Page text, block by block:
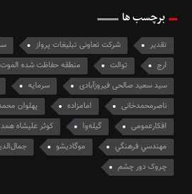
برچسب ها
تقدیر شرکت تعاونی تبلیغات پرواز
ارج
توالت
منطقه حفاظت شده الموت
سید سعید صالحی فیروزآبادی
سرمایه
ناصرمحمدخانی
امامزاده
پهلوان
افکارعمومی
گیله‌وا کوثر علیشاه
مهندسي فرهنگي
موگادیشو
چروک دور چشم